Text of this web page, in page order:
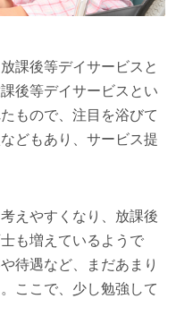
課後等デイサービスと
後等デイサービスとい
もので、注目を浴びて
どもあり、サービス提
えやすくなり、放課後
も増えているようで
待遇など、まだあまり
ここで、少し勉強して